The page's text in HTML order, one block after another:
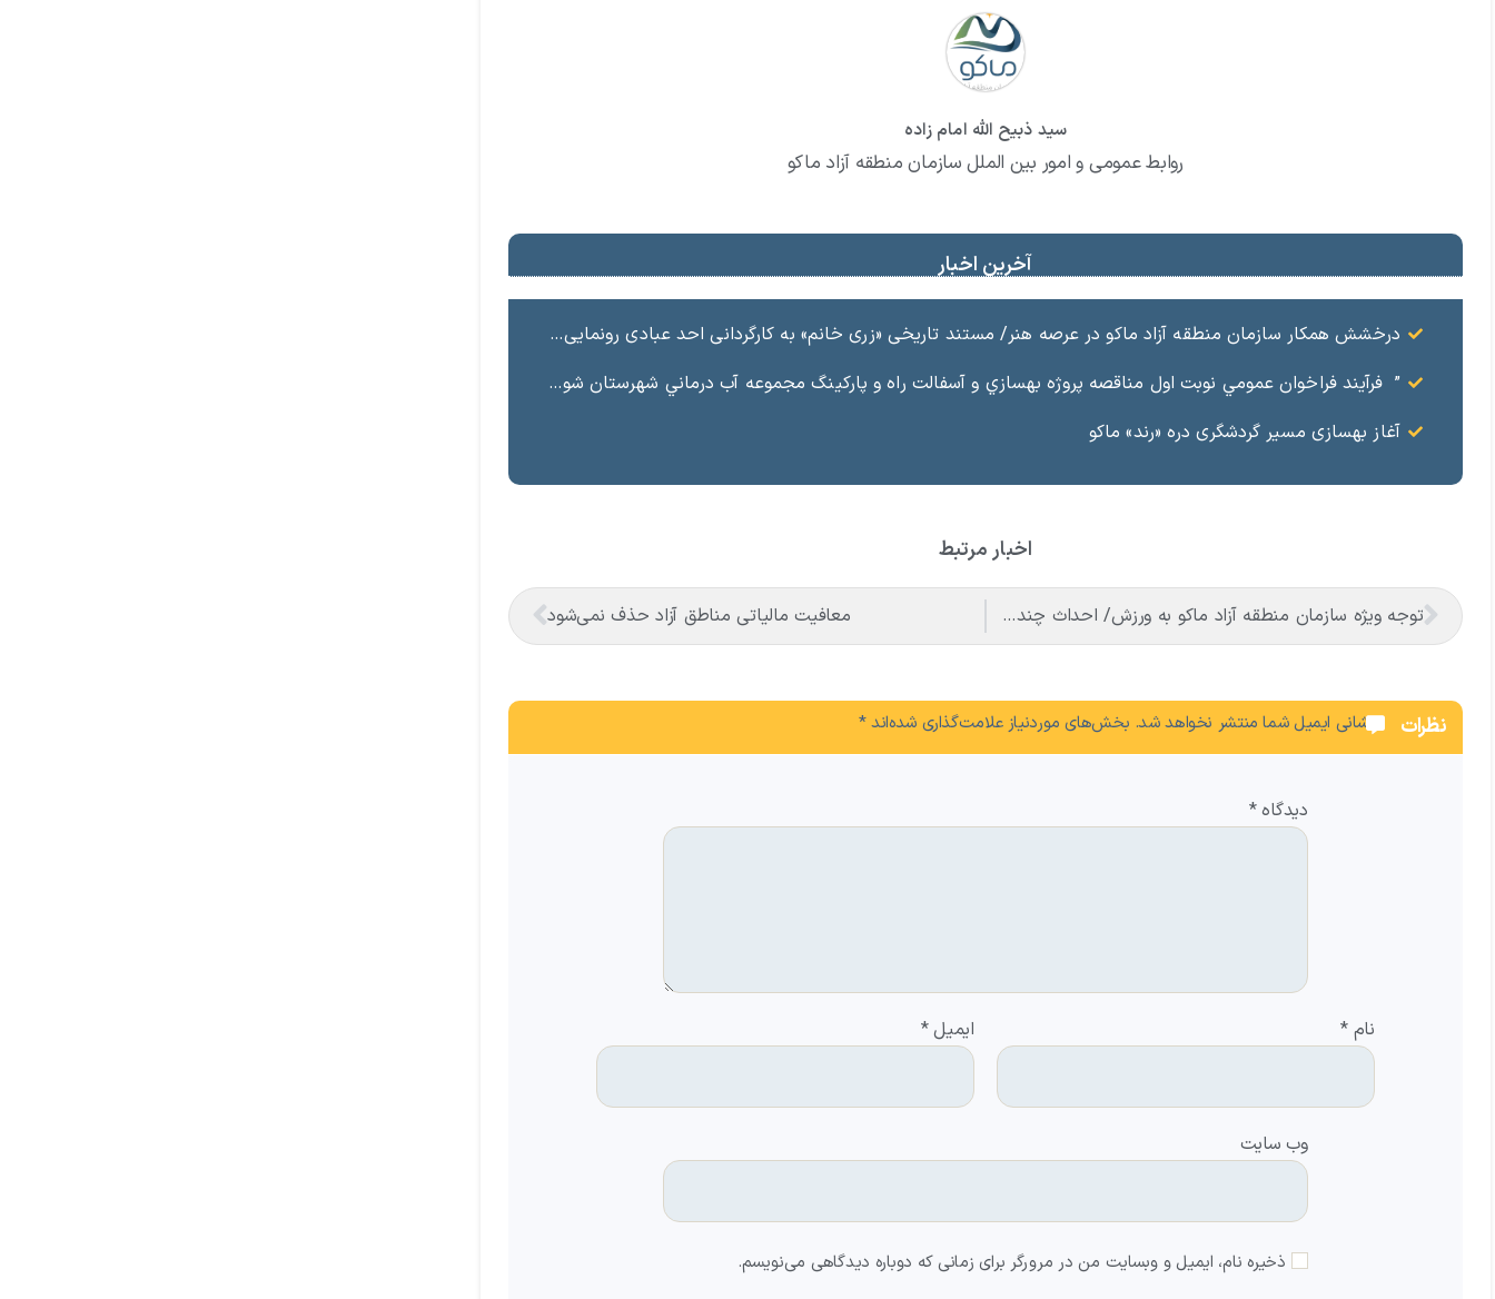
سید ذبیح الله امام زاده
روابط عمومی و امور بین الملل سازمان منطقه آزاد ماکو
آخرین اخبار
درخشش همکار سازمان منطقه آزاد ماکو در عرصه هنر/ مستند تاریخی «زری خانم» به کارگردانی احد عبادی رونمایی شد
” فرآيند فراخوان عمومي نوبت اول مناقصه پروژه بهسازي و آسفالت راه و پاركينگ مجموعه آب درماني شهرستان شوط منطقه آزاد ماكو “
آغاز بهسازی مسیر گردشگری دره «رند» ماکو
اخبار مرتبط
توجه ویژه سازمان منطقه آزاد ماکو به ورزش/ احداث چندین سالن ورزشی با بیش از ۶۳ میلیارد ریال اعتبار معافیت مالیاتی مناطق آزاد حذف نمی‌شود
نظرات نشانی ایمیل شما منتشر نخواهد شد. بخش‌های موردنیاز علامت‌گذاری شده‌اند*
دیدگاه*
نام* ایمیل*
وب‌ سایت
ذخیره نام، ایمیل و وبسایت من در مرورگر برای زمانی که دوباره دیدگاهی می‌نویسم.